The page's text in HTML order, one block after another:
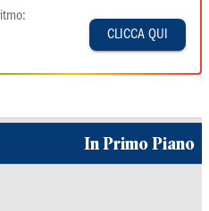
CLICCA QUI
In Primo Piano